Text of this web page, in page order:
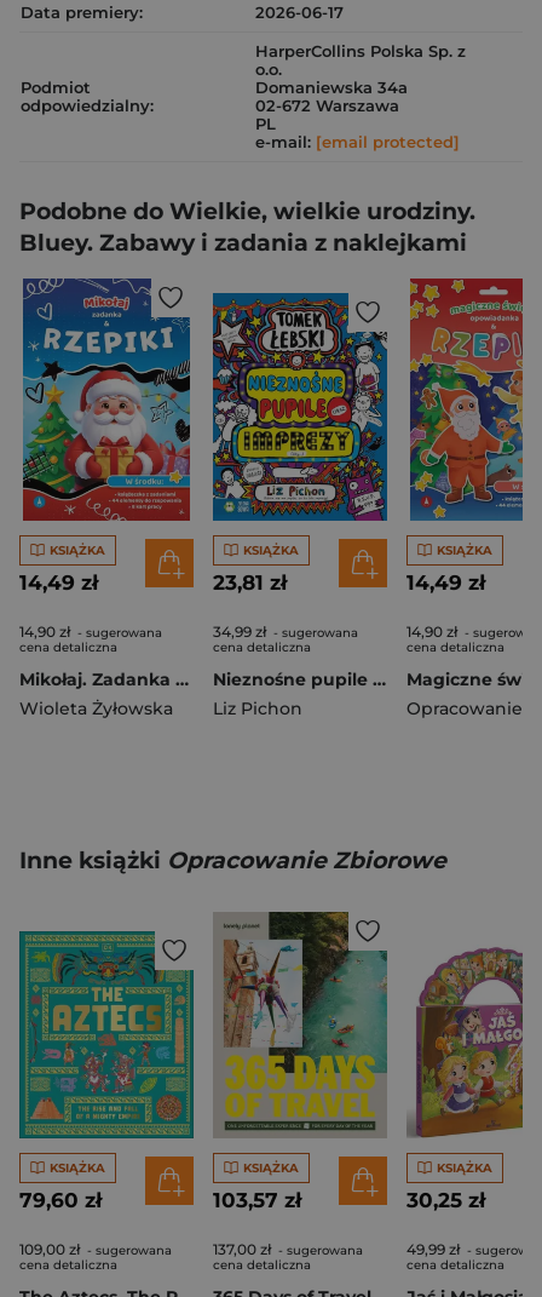
Data premiery: 2026-06-17
Podmiot
odpowiedzialny:
HarperCollins Polska Sp. z
o.o.
Domaniewska 34a
02-672 Warszawa
PL
e-mail: [email protected]
Podobne do Wielkie, wielkie urodziny.
Bluey. Zabawy i zadania z naklejkami
KSIĄŻKA
14,49 zł
14,90 zł - sugerowana
cena detaliczna
Mikołaj. Zadanka & rzepiki
Wioleta Żyłowska
KSIĄŻKA
23,81 zł
34,99 zł - sugerowana
cena detaliczna
Nieznośne pupile oraz imprezy (Oby…). Tomek Łebski
Liz Pichon
KSIĄŻKA
14,49 zł
14,90 zł -
cena detaliczna
Inne książki Opracowanie Zbiorowe
KSIĄŻKA
79,60 zł
109,00 zł - sugerowana
cena detaliczna
KSIĄŻKA
103,57 zł
137,00 zł - sugerowana
cena detaliczna
KSIĄŻKA
30,25 zł
49,99 zł -
cena detaliczna